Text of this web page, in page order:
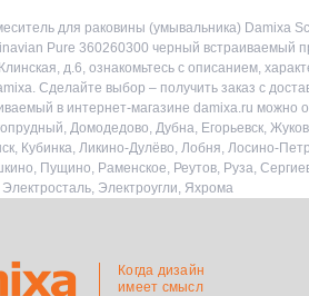
для раковины (умывальника) Damixa
Pure 360260300 черный встраиваемый
д.6, ознакомьтесь с описанием,
Сделайте выбор – получить заказ с
в интернет-магазине damixa.ru можно
Домодедово, Дубна, Егорьевск,
Кубинка, Ликино-Дулёво, Лобня, Лосино-
Пущино, Раменское, Реутов, Руза,
Электросталь, Электроугли, Яхрома
Когда дизайн
имеет смысл